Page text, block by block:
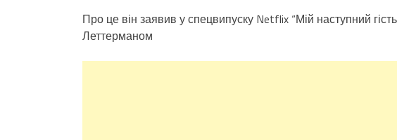
Про це він заявив у спецвипуску Netflix “Мій наступний
Леттерманом